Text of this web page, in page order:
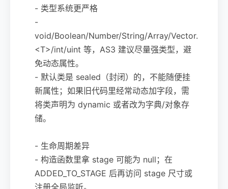
- 类型系统更严格
-
void/Boolean/Number/String/Array/Vector.
<T>/int/uint 等，AS3 建议尽量强类型，避
免动态属性。
- 默认类是 sealed（封闭）的，不能随便挂
新属性；如果旧代码里经常动态加字段，需
将类声明为 dynamic 或者改为字典/对象存
储。
- 生命周期差异
- 构造函数里拿 stage 可能为 null；在
ADDED_TO_STAGE 后再访问 stage 尺寸或
注册全局监听。